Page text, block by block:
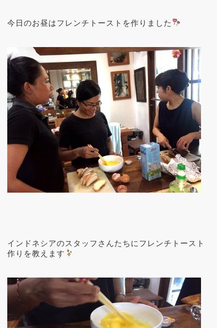
今日のお昼はフレンチトーストを作りました
インドネシアのスタッフさんたちにフレンチトースト
作りを教えます